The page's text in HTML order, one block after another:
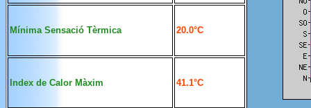
Mínima Sensació Tèrmica 20.0°C
Index de Calor Màxim 41.1°C